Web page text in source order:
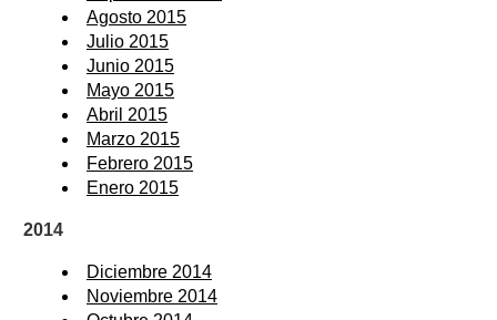
Agosto 2015
Julio 2015
Junio 2015
Mayo 2015
Abril 2015
Marzo 2015
Febrero 2015
Enero 2015
2014
Diciembre 2014
Noviembre 2014